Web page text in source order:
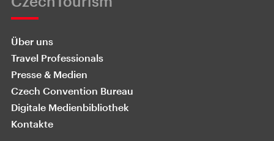
Über uns
Travel Professionals
Presse & Medien
Czech Convention Bureau
Digitale Medienbibliothek
Kontakte